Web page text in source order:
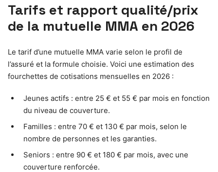
Tarifs et rapport qualité/prix
de la mutuelle MMA en 2026
Le tarif d’une mutuelle MMA varie selon le profil de
l’assuré et la formule choisie. Voici une estimation des
fourchettes de cotisations mensuelles en 2026 :
Jeunes actifs : entre 25 € et 55 € par mois en fonction
du niveau de couverture.
Familles : entre 70 € et 130 € par mois, selon le
nombre de personnes et les garanties.
Seniors : entre 90 € et 180 € par mois, avec une
couverture renforcée.